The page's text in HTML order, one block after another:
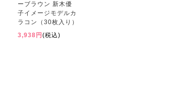
ーブラウン 新木優
子イメージモデルカ
ラコン（30枚入り）
3,938円 (税込)